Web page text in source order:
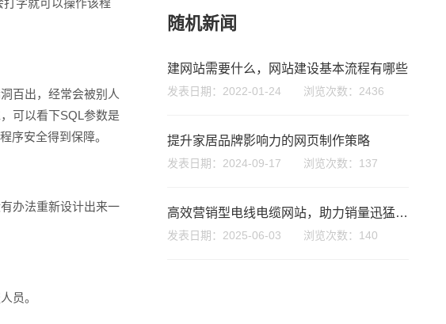
字就可以操作该程
百出，经常会被别人
可以看下SQL参数是
序安全得到保障。
办法重新设计出来一
员。
随机新闻
建网站需要什么，网站建设基本流程有哪些
发表日期：2022-01-24 浏览次数：2436
提升家居品牌影响力的网页制作策略
发表日期：2024-09-17 浏览次数：137
高效营销型电线电缆网站，助力销量迅猛增长
发表日期：2025-06-03 浏览次数：140
0755-
133 1698